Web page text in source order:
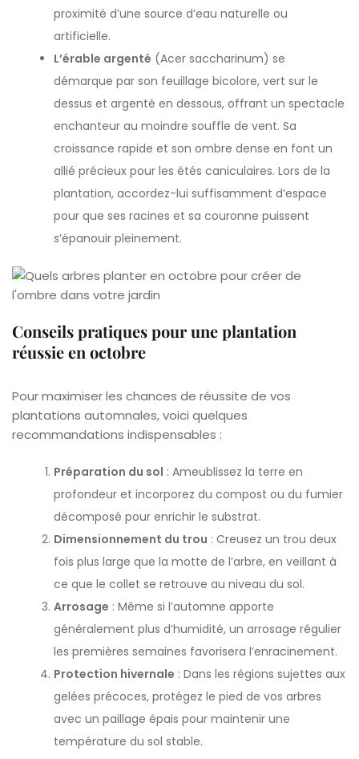
proximité d’une source d’eau naturelle ou
artificielle.
L’érable argenté (Acer saccharinum) se
démarque par son feuillage bicolore, vert sur le
dessus et argenté en dessous, offrant un spectacle
enchanteur au moindre souffle de vent. Sa
croissance rapide et son ombre dense en font un
allié précieux pour les étés caniculaires. Lors de la
plantation, accordez-lui suffisamment d’espace
pour que ses racines et sa couronne puissent
s’épanouir pleinement.
Conseils pratiques pour une plantation
réussie en octobre
Pour maximiser les chances de réussite de vos
plantations automnales, voici quelques
recommandations indispensables :
Préparation du sol : Ameublissez la terre en
profondeur et incorporez du compost ou du fumier
décomposé pour enrichir le substrat.
Dimensionnement du trou : Creusez un trou deux
fois plus large que la motte de l’arbre, en veillant à
ce que le collet se retrouve au niveau du sol.
Arrosage : Même si l’automne apporte
généralement plus d’humidité, un arrosage régulier
les premières semaines favorisera l’enracinement.
Protection hivernale : Dans les régions sujettes aux
gelées précoces, protégez le pied de vos arbres
avec un paillage épais pour maintenir une
température du sol stable.